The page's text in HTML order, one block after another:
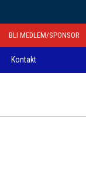
BLI MEDLEM/SPONSOR
Kontakt